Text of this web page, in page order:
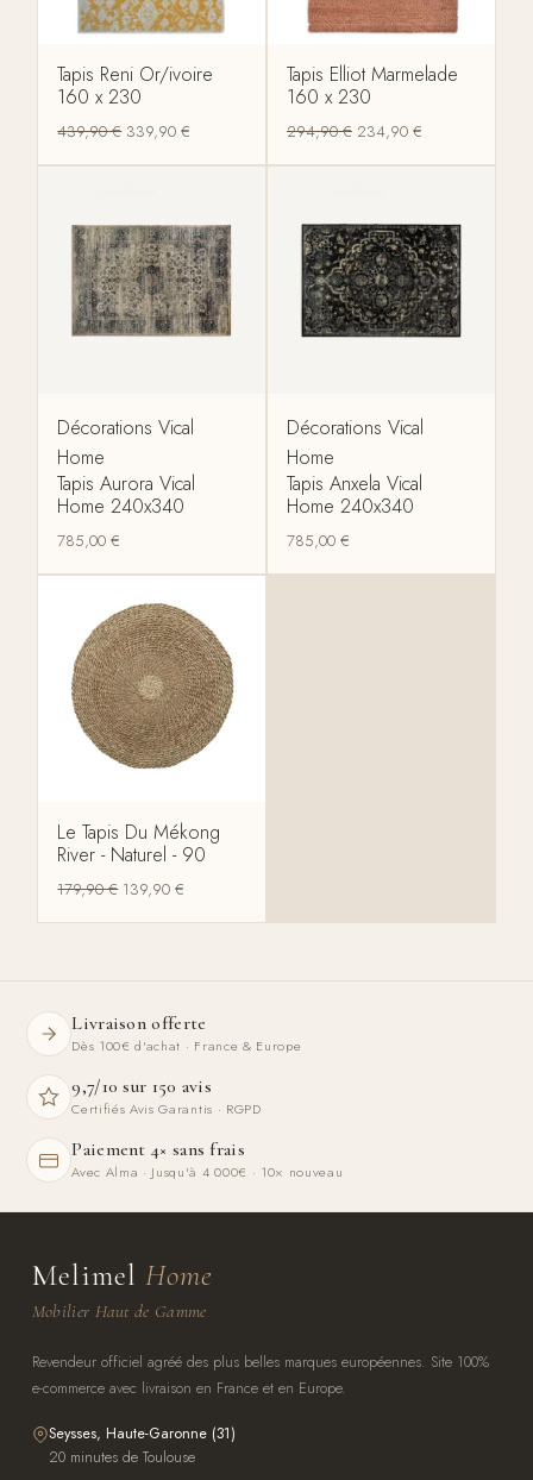
Tapis Reni Or/ivoire
160 x 230
439,90€ 339,90€
Tapis Elliot Marmelade
160 x 230
294,90€ 234,90 €
Décorations Vical
Home
Tapis Aurora Vical
Home 240x340
785,00€
Décorations Vical
Home
Tapis Anxela Vical
Home 240x340
785,00 €
Le Tapis Du Mékong
River - Naturel - 90
179,90€ 139,90€
Livraison offerte
Dès 100€ d'achat · France & Europe
9,7/10 sur 150 avis
Certifiés Avis Garantis · RGPD
Paiement 4× sans frais
Avec Alma · Jusqu'à 4 000€ · 10× nouveau
Melimel Home
Mobilier Haut de Gamme
Revendeur officiel agréé des plus belles marques européennes. Site 100%
e-commerce avec livraison en France et en Europe.
Seysses, Haute-Garonne (31)
20 minutes de Toulouse